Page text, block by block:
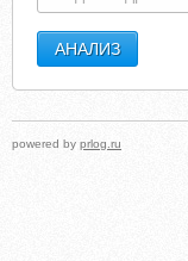
powered by prlog.ru